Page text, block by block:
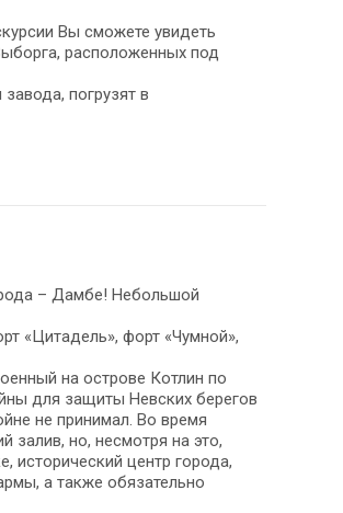
Вы сможете увидеть
расположенных под
погрузят в
– Дамбе! Небольшой
«Цитадель», форт «Чумной»,
на острове Котлин по
для защиты Невских берегов
не принимал. Во время
но, несмотря на это,
исторический центр города,
а также обязательно